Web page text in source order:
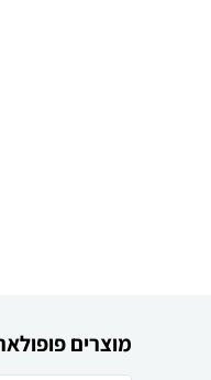
מוצרים